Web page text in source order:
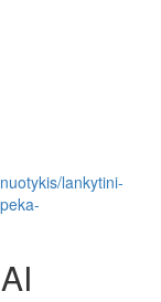
lankytini-